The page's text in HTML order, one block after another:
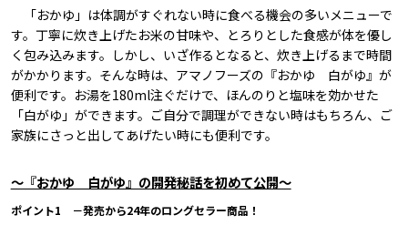
「おかゆ」は体調がすぐれない時に食べる機会の多いメニューで
す。丁寧に炊き上げたお米の甘味や、とろりとした食感が体を優し
く包み込みます。しかし、いざ作るとなると、炊き上げるまで時間
がかかります。そんな時は、アマノフーズの『おかゆ 白がゆ』が
便利です。お湯を180ml注ぐだけで、ほんのりと塩味を効かせた
「白がゆ」ができます。ご自分で調理ができない時はもちろん、ご
家族にさっと出してあげたい時にも便利です。
～『おかゆ 白がゆ』の開発秘話を初めて公開～
ポイント1 －発売から24年のロングセラー商品！